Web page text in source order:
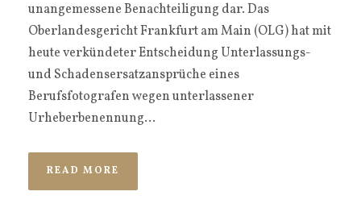
unangemessene Benachteiligung dar. Das
Oberlandesgericht Frankfurt am Main (OLG) hat mit
heute verkündeter Entscheidung Unterlassungs-
und Schadensersatzansprüche eines
Berufsfotografen wegen unterlassener
Urheberbenennung...
READ MORE